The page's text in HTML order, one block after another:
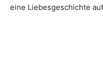
eine Liebesgeschichte